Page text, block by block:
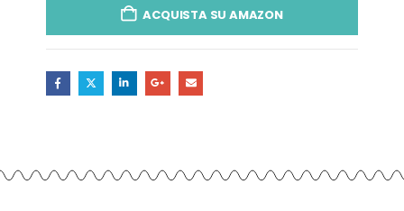
ACQUISTA SU AMAZON